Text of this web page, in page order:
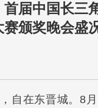
届中国长三
颁奖晚会盛
在东晋城。8月